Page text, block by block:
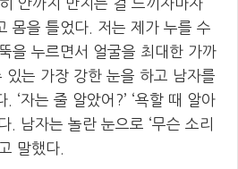
안까지 만지는 걸 느끼자마자
몸을 틀었다. 저는 제가 누를 수
을 누르면서 얼굴을 최대한 가까
있는 가장 강한 눈을 하고 남자를
‘자는 줄 알았어?’ ‘욕할 때 알아
. 남자는 놀란 눈으로 ‘무슨 소리
말했다.